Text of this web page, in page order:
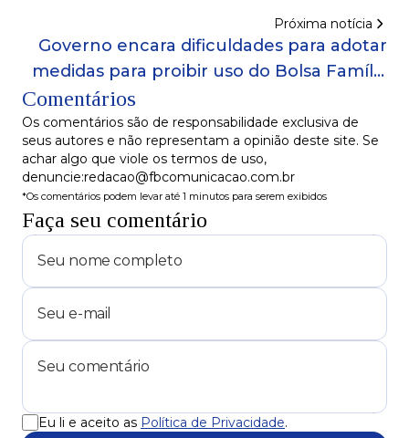
Próxima notícia
Governo encara dificuldades para adotar
medidas para proibir uso do Bolsa Família
Comentários
Os comentários são de responsabilidade exclusiva de
seus autores e não representam a opinião deste site. Se
achar algo que viole os termos de uso,
denuncie:redacao@fbcomunicacao.com.br
*Os comentários podem levar até 1 minutos para serem exibidos
Faça seu comentário
Eu li e aceito as Política de Privacidade.